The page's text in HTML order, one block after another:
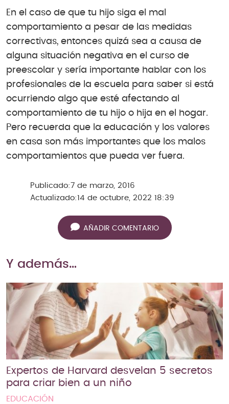
En el caso de que tu hijo siga el mal
comportamiento a pesar de las medidas
correctivas, entonces quizá sea a causa de
alguna situación negativa en el curso de
preescolar y sería importante hablar con los
profesionales de la escuela para saber si está
ocurriendo algo que esté afectando al
comportamiento de tu hijo o hija en el hogar.
Pero recuerda que la educación y los valores
en casa son más importantes que los malos
comportamientos que pueda ver fuera.
Publicado:7 de marzo, 2016
Actualizado:14 de octubre, 2022 18:39
AÑADIR COMENTARIO
Y además…
Expertos de Harvard desvelan 5 secretos
para criar bien a un niño
EDUCACIÓN